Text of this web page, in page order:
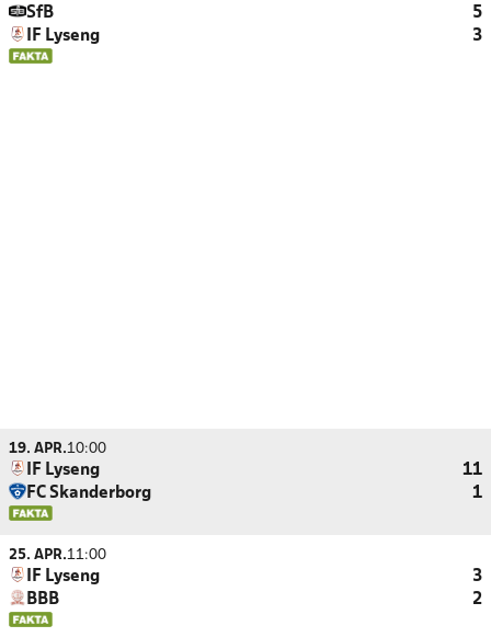
SfB
5
IF Lyseng
3
19. APR.10:00
IF Lyseng
11
FC Skanderborg
1
25. APR.11:00
IF Lyseng
3
BBB
2